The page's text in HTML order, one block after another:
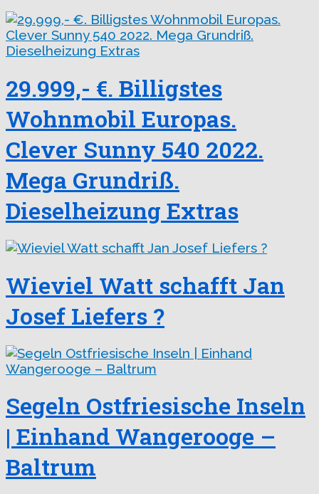
29.999,- €. Billigstes
Wohnmobil Europas.
Clever Sunny 540 2022.
Mega Grundriß.
Dieselheizung Extras
Wieviel Watt schafft Jan
Josef Liefers ?
Segeln Ostfriesische Inseln
| Einhand Wangerooge –
Baltrum